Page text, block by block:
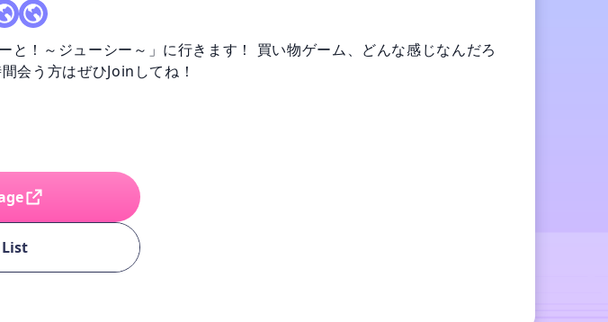
と！～ジューシー～」に行きます！ 買い物ゲーム、どんな感じなんだろ
会う方はぜひJoinしてね！